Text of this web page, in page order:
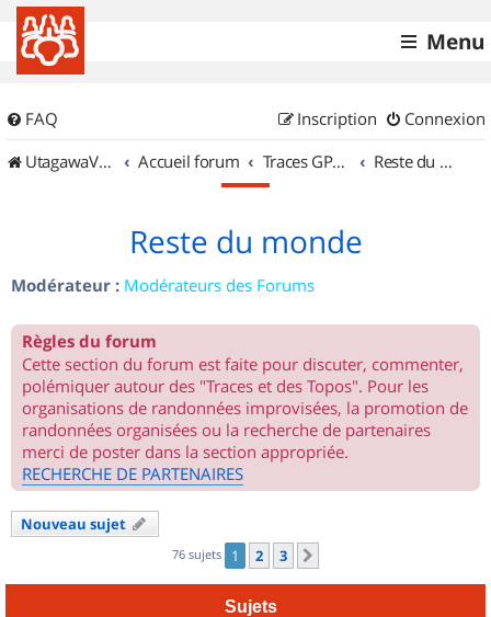
Menu
FAQ Connexion
Inscription
UtagawaVTT (Randos VTT et VTTAE avec traces GPS)
Accueil forum Traces GPS de randos VTT Reste du monde
Reste du monde
Modérateur : Modérateurs des Forums
Règles du forum
Cette section du forum est faite pour discuter, commenter,
polémiquer autour des "Traces et des Topos". Pour les
organisations de randonnées improvisées, la promotion de
randonnées organisées ou la recherche de partenaires
merci de poster dans la section appropriée.
RECHERCHE DE PARTENAIRES
Nouveau sujet
76 sujets 1 2 3
Sujets